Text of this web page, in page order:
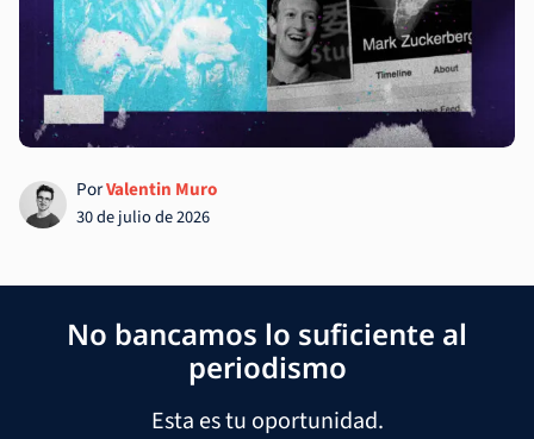
PorValentin Muro
30 de julio de 2026
No bancamos lo suficiente al
periodismo
Esta es tu oportunidad.